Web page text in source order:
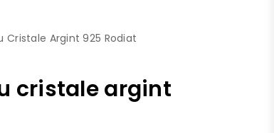
Cristale Argint 925 Rodiat
cristale argint